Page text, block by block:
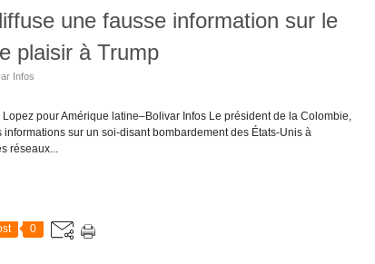
une fausse information sur le
plaisir à Trump
Infos
pour Amérique latine–Bolivar Infos Le président de la Colombie,
sur un soi-disant bombardement des États-Unis à
réseaux...
0